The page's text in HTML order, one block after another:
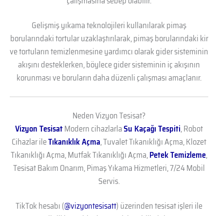
Gelişmiş yıkama teknolojileri kullanılarak pimaş
borularındaki tortular uzaklaştırılarak, pimaş borularındaki kir
ve tortuların temizlenmesine yardımcı olarak gider sisteminin
akışını desteklerken, böylece gider sisteminin iç akışının
korunması ve boruların daha düzenli çalışması amaçlanır.
Neden Vizyon Tesisat?
Vizyon TesisatModern cihazlarlaSu Kaçağı Tespiti, Robot
Cihazlar ileTıkanıklık Açma, Tuvalet Tıkanıklığı Açma, Klozet
Tıkanıklığı Açma, Mutfak Tıkanıklığı Açma,Petek Temizleme,
Tesisat Bakım Onarım, Pimaş Yıkama Hizmetleri, 7/24 Mobil
Servis.
TikTok hesabı (@vizyontesisatt) üzerinden tesisat işleri ile